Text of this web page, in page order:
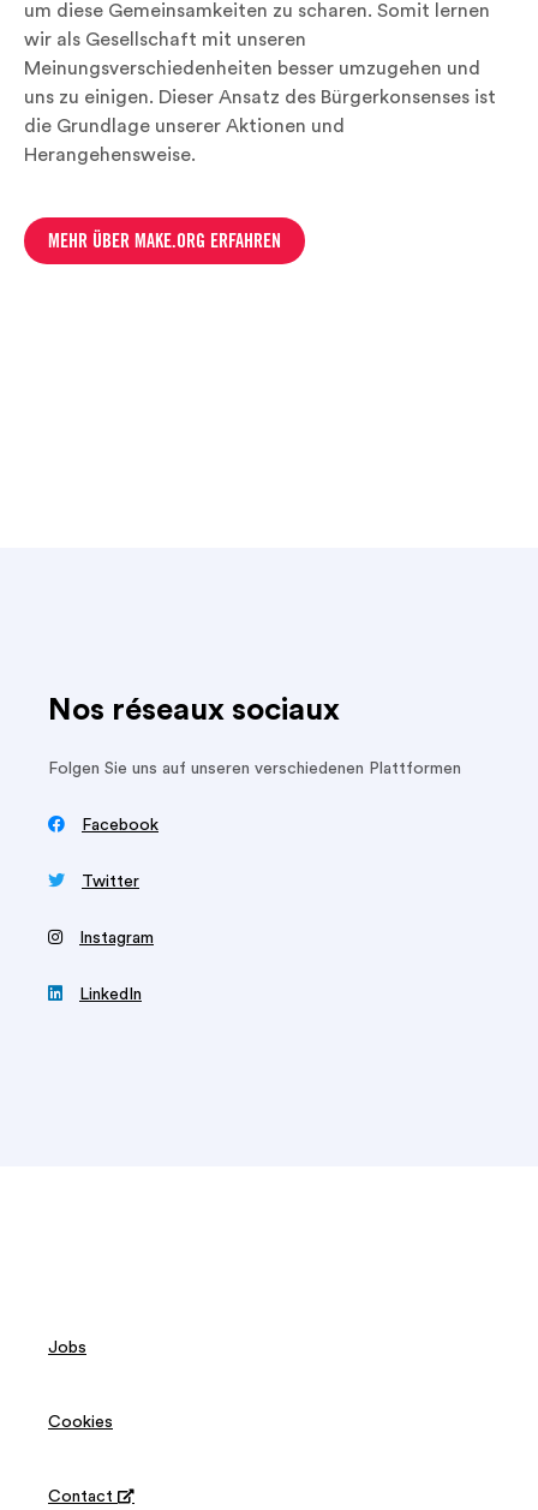
um diese Gemeinsamkeiten zu scharen. Somit lernen
wir als Gesellschaft mit unseren
Meinungsverschiedenheiten besser umzugehen und
uns zu einigen. Dieser Ansatz des Bürgerkonsenses ist
die Grundlage unserer Aktionen und
Herangehensweise.
MEHR ÜBER MAKE.ORG ERFAHREN
Nos réseaux sociaux
Folgen Sie uns auf unseren verschiedenen Plattformen
 Facebook
 Twitter
‍ Instagram
 LinkedIn
Jobs
Cookies
Contact 